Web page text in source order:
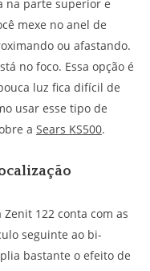
na parte superior e
mexe no anel de
ou afastando.
no foco. Essa opção é
luz fica difícil de
usar esse tipo de
a Sears KS500.
Zenit 122 conta com as
seguinte ao bi-
bastante o efeito de